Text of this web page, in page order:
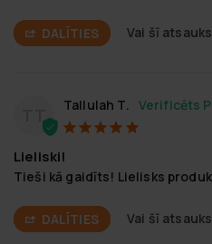
DALĪTIES Vai šī
TT Tallulah T.
Lieliski!
Tieši kā gaidīts! Lielisks
DALĪTIES Vai šī